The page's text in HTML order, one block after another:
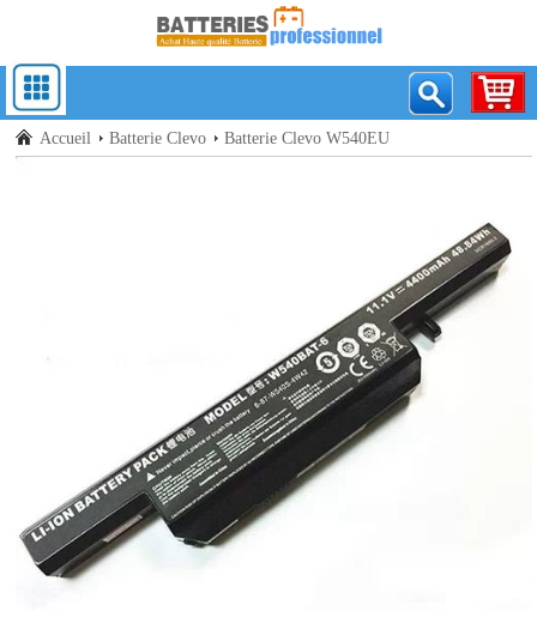
Accueil Batterie Clevo Batterie Clevo W540EU